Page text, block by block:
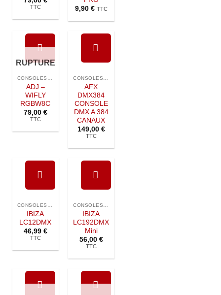
TTC
9,90 € TTC
la liste de
souhaits
RUPTURE
DE STOCK
ADJ –
WIFLY
RGBW8C
79,00 €
TTC
la liste de
souhaits
AFX
DMX384
CONSOLE
DMX A 384
CANAUX
149,00 €
TTC
la liste de
souhaits
IBIZA
LC12DMX
46,99 €
TTC
la liste de
souhaits
IBIZA
LC192DMX
Mini
56,00 €
TTC